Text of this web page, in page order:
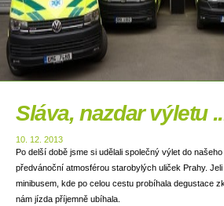
Sláva, nazdar výletu
10. 12. 2013
Po delší době jsme si udělali společný výlet do
předvánoční atmosférou starobylých uliček Prahy.
minibusem, kde po celou cestu probíhala degustace
nám jízda příjemně ubíhala.